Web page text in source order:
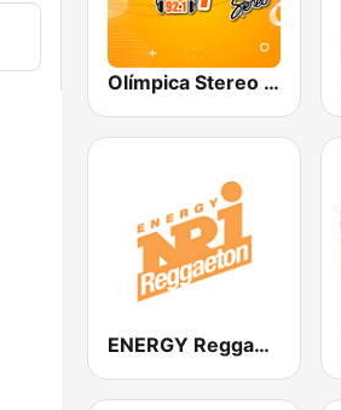
Olímpica Stereo Barranquilla 92.1 FM
ENERGY Reggaeton